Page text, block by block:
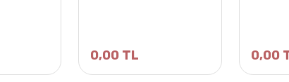
0,00 TL 0,00